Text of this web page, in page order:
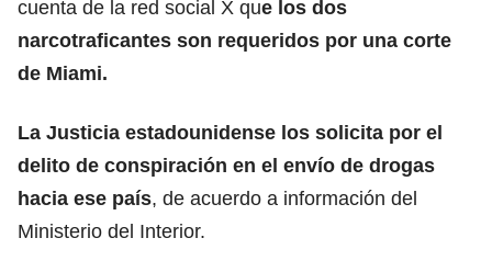
cuenta de la red social X que los dos
narcotraficantes son requeridos por una corte
de Miami.
La Justicia estadounidense los solicita por el
delito de conspiración en el envío de drogas
hacia ese país, de acuerdo a información del
Ministerio del Interior.